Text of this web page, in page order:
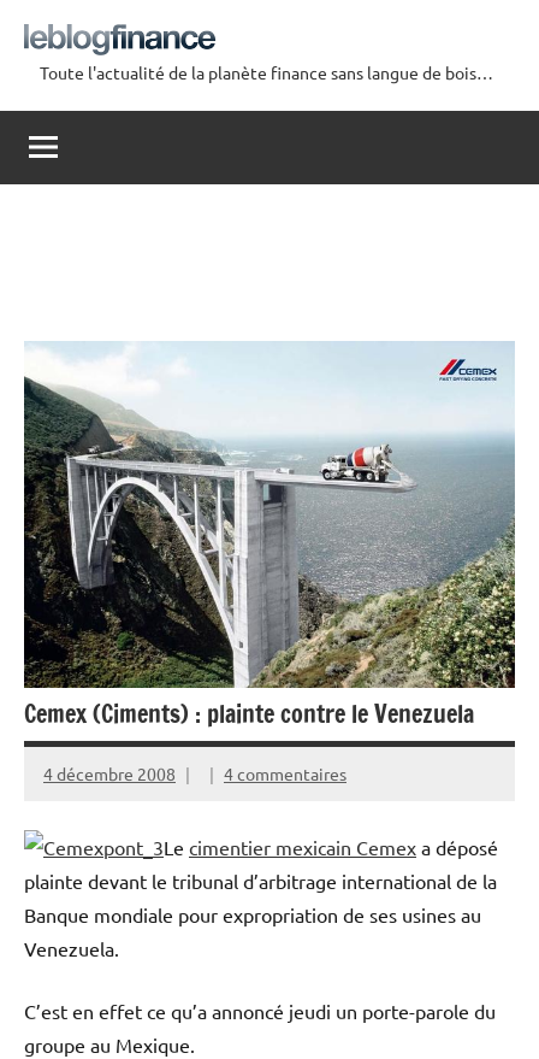
contenu
Le
Blog
Finance
Toute l'actualité de la planète finance sans langue de bois…
Cemex (Ciments) : plainte contre le Venezuela
4 décembre 2008 4 commentaires
Le cimentier mexicain Cemex a déposé
plainte devant le tribunal d’arbitrage international de la
Banque mondiale pour expropriation de ses usines au
Venezuela.
C’est en effet ce qu’a annoncé jeudi un porte-parole du
groupe au Mexique.